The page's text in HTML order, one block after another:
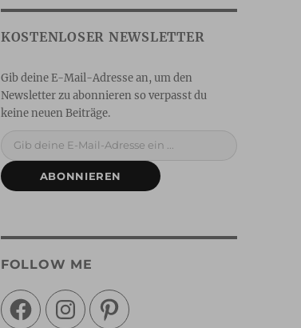
ABONNIEREN
FOLLOW ME
FacebookInstagramPinterest